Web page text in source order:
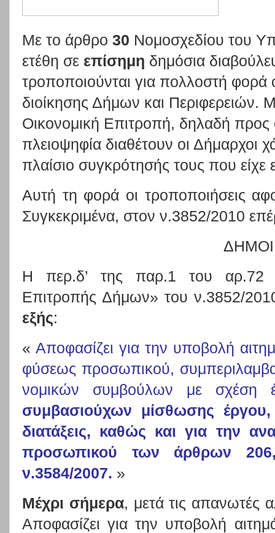
Με το άρθρο 30 Νομοσχεδίου του
ετέθη σε επίσημη δημόσια
τροποποιούνται για πολλοστή φορά
διοίκησης Δήμων και Περιφερειών.
Οικονομική Επιτροπή, δηλαδή
πλειοψηφία διαθέτουν οι Δήμαρχοι
πλαίσιο συγκρότησής τους που
Αυτή τη φορά οι τροποποιήσεις
Συγκεκριμένα, στον ν.3852/2010
ΔΗΜΟΙ
Η περ.δ’ της παρ.1 του αρ.72
Επιτροπής Δήμων» του ν.3852/
εξής:
« Αποφασίζει για την υποβολή
φύσεως προσωπικού,
νομικών συμβούλων με σχέση
συμβασιούχων μίσθωσης
διατάξεις, καθώς και για την
προσωπικού των άρθρων
ν.3584/2007. »
Μέχρι σήμερα, μετά τις απανωτές
Αποφασίζει για την υποβολή